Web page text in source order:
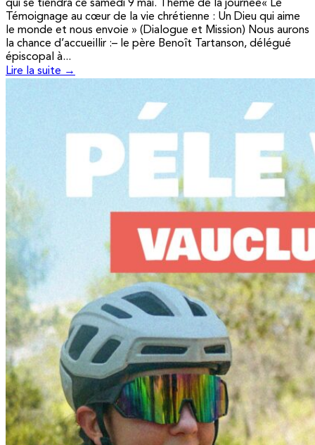
qui se tiendra ce samedi 9 mai. Thème de la journée« Le
Témoignage au cœur de la vie chrétienne : Un Dieu qui aime
le monde et nous envoie » (Dialogue et Mission) Nous aurons
la chance d’accueillir :– le père Benoît Tartanson, délégué
épiscopal à...
Lire la suite →